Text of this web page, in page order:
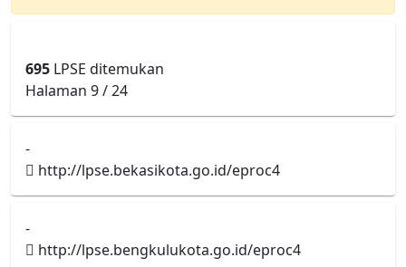
695 LPSE ditemukan
Halaman 9 / 24
-
http://lpse.bekasikota.go.id/eproc4
-
http://lpse.bengkulukota.go.id/eproc4